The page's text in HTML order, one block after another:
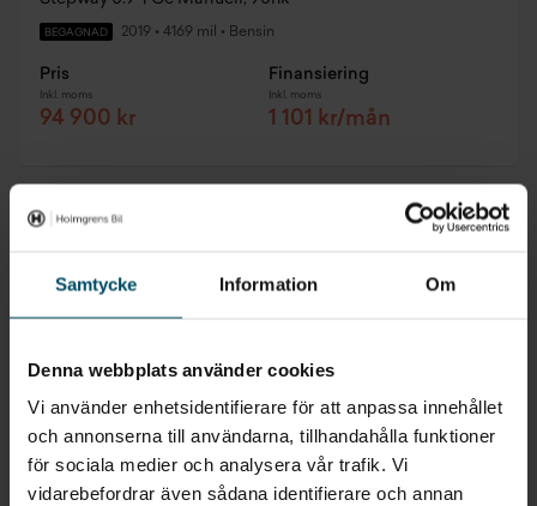
Samtycke Information Om
Denna webbplats använder cookies
Vi använder enhetsidentifierare för att anpassa innehållet
och annonserna till användarna, tillhandahålla funktioner
för sociala medier och analysera vår trafik. Vi
vidarebefordrar även sådana identifierare och annan
BEGAGNAD 2019 • 4169 mil • Bensin
Pris
Inkl. moms
94 900 kr
Finansiering
Inkl. moms
1 101 kr/mån